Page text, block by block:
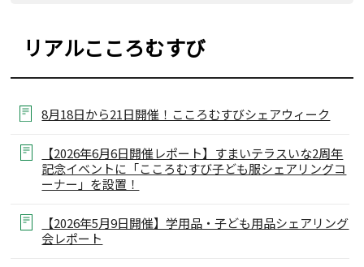
リアルこころむすび
8月18日から21日開催！こころむすびシェアウィーク
【2026年6月6日開催レポート】すまいテラスいな2周年
記念イベントに「こころむすび子ども服シェアリングコ
ーナー」を設置！
【2026年5月9日開催】学用品・子ども用品シェアリング
会レポート